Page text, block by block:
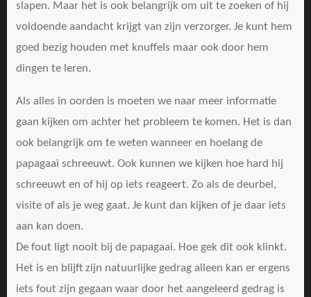
slapen. Maar het is ook belangrijk om uit te zoeken of hij
voldoende aandacht krijgt van zijn verzorger. Je kunt hem
goed bezig houden met knuffels maar ook door hem
dingen te leren.
Als alles in oorden is moeten we naar meer informatie
gaan kijken om achter het probleem te komen. Het is dan
ook belangrijk om te weten wanneer en hoelang de
papagaai schreeuwt. Ook kunnen we kijken hoe hard hij
schreeuwt en of hij op iets reageert. Zo als de deurbel,
visite of als je weg gaat. Je kunt dan kijken of je daar iets
aan kan doen.
De fout ligt nooit bij de papagaai. Hoe gek dit ook klinkt.
Het is en blijft zijn natuurlijke gedrag alleen kan er ergens
iets fout zijn gegaan waar door het aangeleerd gedrag is